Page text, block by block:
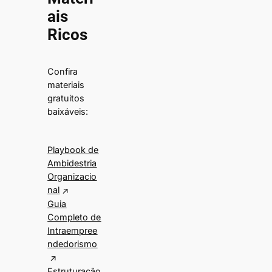
ais
Ricos
Confira
materiais
gratuitos
baixáveis:
Playbook de
Ambidestria
Organizacio
nal
Guia
Completo de
Intraempree
ndedorismo